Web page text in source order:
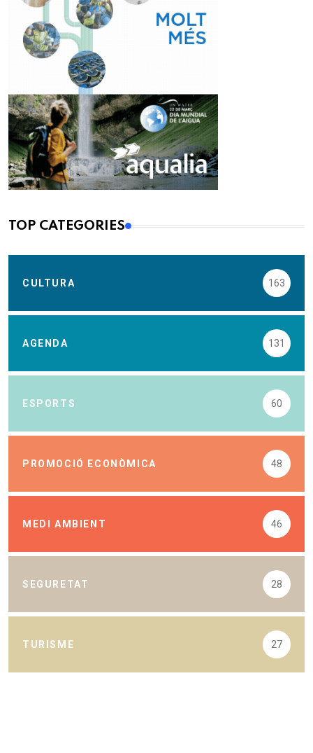
TOP CATEGORIES
CULTURA 163
AGENDA 131
ESPORTS 60
PROMOCIÓ ECONÒMICA 48
MEDI AMBIENT 46
SEGURETAT 28
TURISME 27